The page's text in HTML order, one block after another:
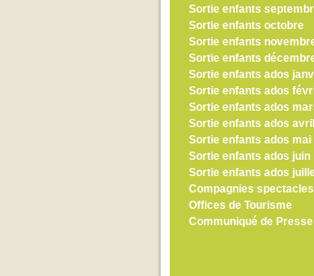
Sortie enfants
Sortie enfants octobre
Sortie enfants
Sortie enfants
Sortie enfants ados
Sortie enfants ados
Sortie enfants ados
Sortie enfants ados avril
Sortie enfants ados mai
Sortie enfants ados juin
Sortie enfants ados
Compagnies spectacles
Offices de Tourisme
Communiqué de Presse